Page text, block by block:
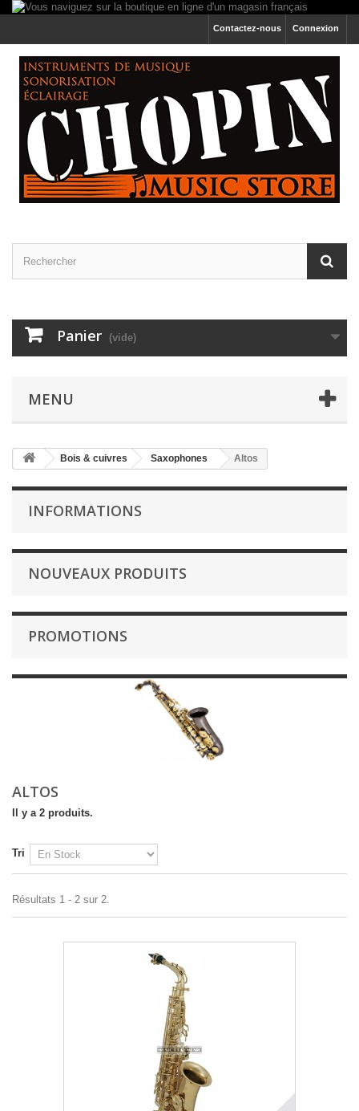
Connexion
Contactez-nous
Panier (vide)
MENU
Bois & cuivres Saxophones Altos
INFORMATIONS
NOUVEAUX PRODUITS
PROMOTIONS
ALTOS
Il y a 2 produits.
Tri
Résultats 1 - 2 sur 2.